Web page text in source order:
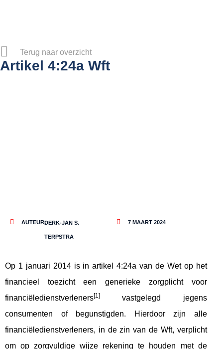
Terug naar overzicht
Artikel 4:24a Wft
AUTEUR:DERK-JAN S.
TERPSTRA
7 MAART 2024
Op 1 januari 2014 is in artikel 4:24a van de Wet op het
financieel toezicht een generieke zorgplicht voor
financiëledienstverleners[1]
vastgelegd jegens
consumenten of begunstigden. Hierdoor zijn alle
financiëledienstverleners, in de zin van de Wft, verplicht
om op zorgvuldige wijze rekening te houden met de